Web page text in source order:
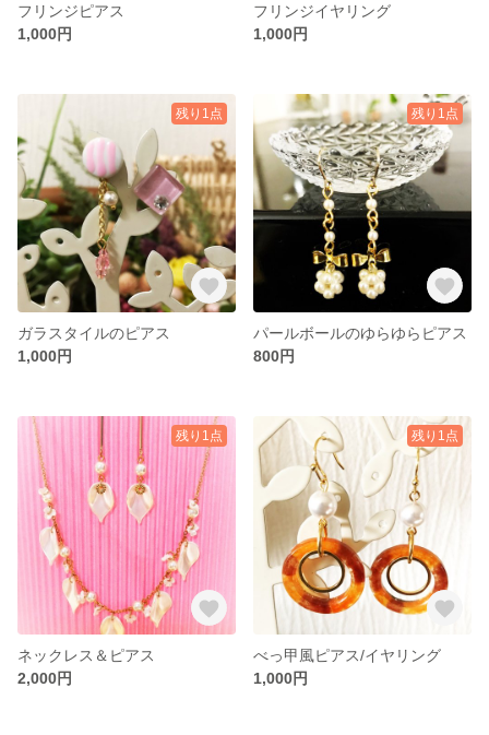
フリンジピアス
1,000円
フリンジイヤリング
1,000円
残り1点
ガラスタイルのピアス
1,000円
残り1点
パールボールのゆらゆらピアス
800円
残り1点
ネックレス＆ピアス
2,000円
残り1点
べっ甲風ピアス/イヤリング
1,000円